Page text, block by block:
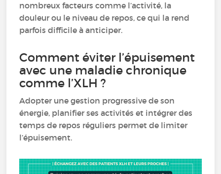
nombreux facteurs comme l’activité, la
douleur ou le niveau de repos, ce qui la rend
parfois difficile à anticiper.
Comment éviter l’épuisement
avec une maladie chronique
comme l’XLH ?
Adopter une gestion progressive de son
énergie, planifier ses activités et intégrer des
temps de repos réguliers permet de limiter
l’épuisement.